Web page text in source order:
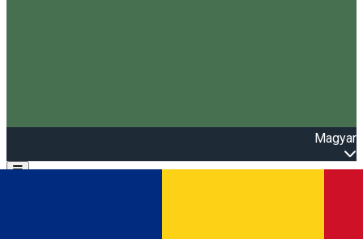
Magyar
Open main menu